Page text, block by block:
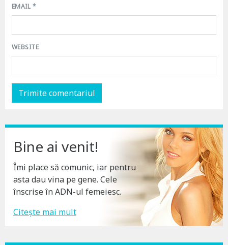
EMAIL*
WEBSITE
Bine ai venit!
Îmi place să comunic, iar pentru
asta dau vina pe gene. Cele
înscrise în ADN-ul femeiesc.
Citește mai mult